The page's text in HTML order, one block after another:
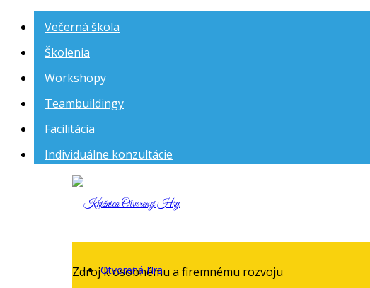
Večerná škola
Školenia
Workshopy
Teambuildingy
Facilitácia
Individuálne konzultácie
Knižnica
Zdroj k osobnému a firemnému rozvoju
Otvorená Hra